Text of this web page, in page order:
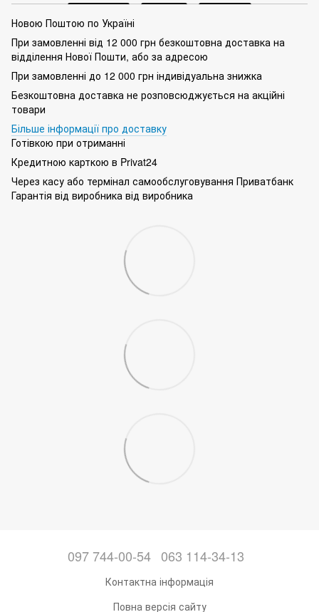
Новою Поштою по Україні
При замовленні від 12 000 грн безкоштовна доставка на
відділення Нової Пошти, або за адресою
При замовленні до 12 000 грн індивідуальна знижка
Безкоштовна доставка не розповсюджується на акційні
товари
Більше інформації про доставку
Готівкою при отриманні
Кредитною карткою в Privat24
Через касу або термінал самообслуговування Приватбанк
Гарантія від виробника від виробника
097 744-00-54 063 114-34-13
Контактна інформація
Повна версія сайту